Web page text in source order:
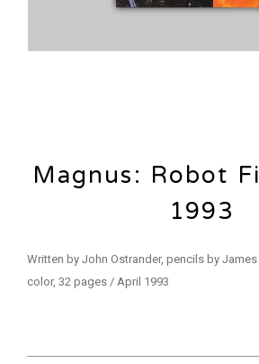
Magnus: Robot
1993
Written by John Ostrander, pencils by
color, 32 pages / April 1993